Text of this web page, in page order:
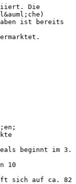
Die
ist bereits
beginnt im 3.
10
sich auf ca. 82